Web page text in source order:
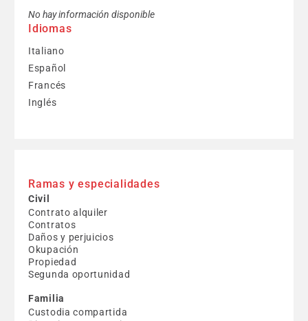
No hay información disponible
Idiomas
Italiano
Español
Francés
Inglés
Ramas y especialidades
Civil
Contrato alquiler
Contratos
Daños y perjuicios
Okupación
Propiedad
Segunda oportunidad
Familia
Custodia compartida